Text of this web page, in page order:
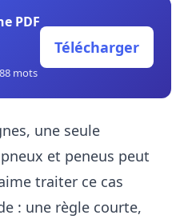
PDF
mots
Télécharger
une seule
et peneus peut
traiter ce cas
: une règle courte,